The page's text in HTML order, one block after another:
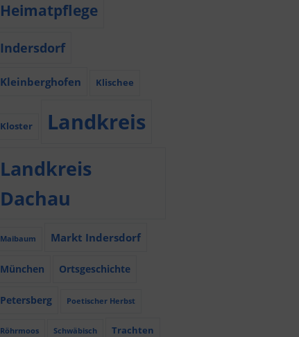
Heimatpflege
Indersdorf
Kleinberghofen Klischee
Kloster Landkreis
Landkreis
Dachau
Maibaum Markt Indersdorf
München Ortsgeschichte
Petersberg Poetischer Herbst
Röhrmoos Schwäbisch Trachten